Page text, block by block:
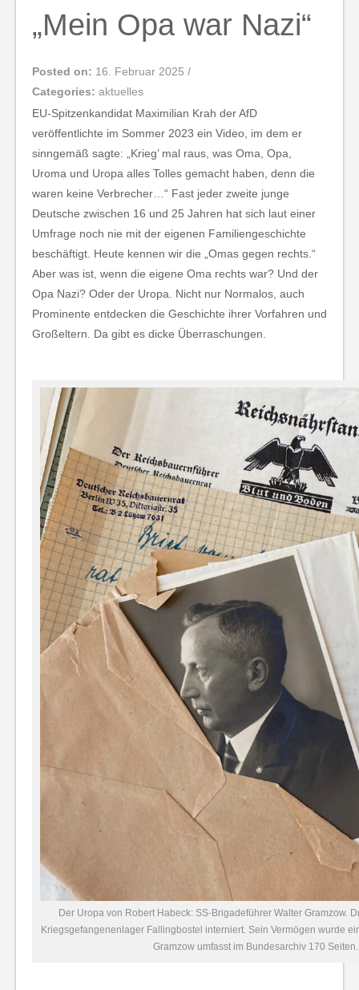
„Mein Opa war Nazi“
Posted on: 16. Februar 2025 /
Categories: aktuelles
EU-Spitzenkandidat Maximilian Krah der AfD
veröffentlichte im Sommer 2023 ein Video, im dem er
sinngemäß sagte: „Krieg’ mal raus, was Oma, Opa,
Uroma und Uropa alles Tolles gemacht haben, denn die
waren keine Verbrecher…“ Fast jeder zweite junge
Deutsche zwischen 16 und 25 Jahren hat sich laut einer
Umfrage noch nie mit der eigenen Familiengeschichte
beschäftigt. Heute kennen wir die „Omas gegen rechts.“
Aber was ist, wenn die eigene Oma rechts war? Und der
Opa Nazi? Oder der Uropa. Nicht nur Normalos, auch
Prominente entdecken die Geschichte ihrer Vorfahren und
Großeltern. Da gibt es dicke Überraschungen.
Der Uropa von Robert Habeck: SS-Brigadeführer Walter Gramzow.
Kriegsgefangenenlager Fallingbostel interniert. Sein Vermögen wurde
Gramzow umfasst im Bundesarchiv 170 Seiten.